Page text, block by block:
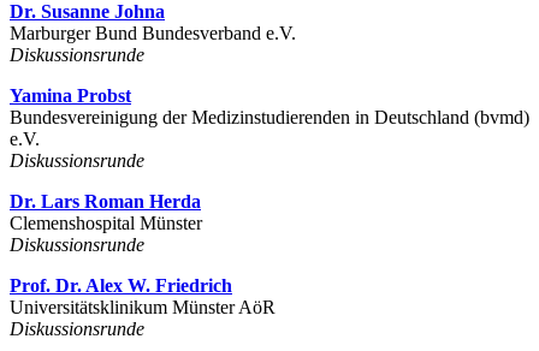
Dr. Susanne Johna
Marburger Bund Bundesverband e.V.
Diskussionsrunde
Yamina Probst
Bundesvereinigung der Medizinstudierenden in Deutschland (bvmd)
e.V.
Diskussionsrunde
Dr. Lars Roman Herda
Clemenshospital Münster
Diskussionsrunde
Prof. Dr. Alex W. Friedrich
Universitätsklinikum Münster AöR
Diskussionsrunde